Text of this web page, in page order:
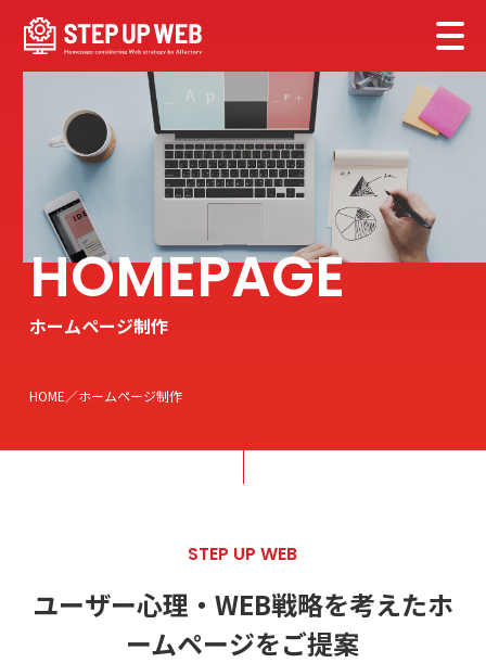
ホームページ制作
HOME ホームページ制作
STEP UP WEB
ユーザー心理・WEB戦略を考えたホ
ームページをご提案